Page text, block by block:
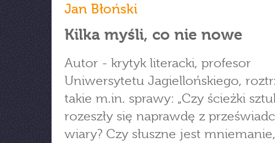
Jan Błoński
Kilka myśli, co nie nowe
Autor - krytyk literacki, profesor
Uniwersytetu Jagiellońskiego,
takie m.in. sprawy: „Czy ścieżki
rozeszły się naprawdę z
wiary? Czy słuszne jest